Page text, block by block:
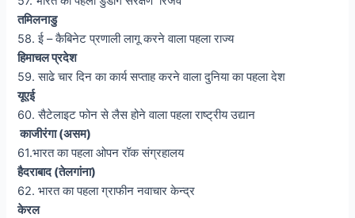
तमिलनाडु
58. ई – कैबिनेट प्रणाली लागू करने वाला पहला राज्य
हिमाचल प्रदेश
59. साढे चार दिन का कार्य सप्ताह करने वाला दुनिया का पहला देश
यूएई
60. सैटेलाइट फोन से लैस होने वाला पहला राष्ट्रीय उद्यान
काजीरंगा (असम)
61.भारत का पहला ओपन रॉक संग्रहालय
हैदराबाद (तेलगांना)
62. भारत का पहला ग्राफीन नवाचार केन्द्र
केरल